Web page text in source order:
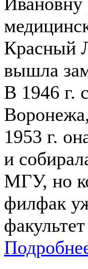
Красный
вышла
В 1946 г.
1953 г.
и
МГУ, но
филфак